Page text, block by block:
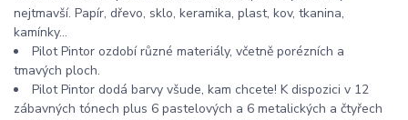
nejtmavší. Papír, dřevo, sklo, keramika, plast, kov, tkanina,
kamínky...
Pilot Pintor ozdobí různé materiály, včetně porézních a
tmavých ploch.
Pilot Pintor dodá barvy všude, kam chcete! K dispozici v 12
zábavných tónech plus 6 pastelových a 6 metalických a čtyřech